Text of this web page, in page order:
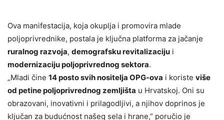
Ova manifestacija, koja okuplja i promovira mlade
poljoprivrednike, postala je ključna platforma za jačanje
ruralnog razvoja, demografsku revitalizaciju i
modernizaciju poljoprivrednog sektora.
„Mladi čine 14 posto svih nositelja OPG-ova i koriste više
od petine poljoprivrednog zemljišta u Hrvatskoj. Oni su
obrazovani, inovativni i prilagodljivi, a njihov doprinos je
ključan za budućnost našeg sela i hrane,” poručio je